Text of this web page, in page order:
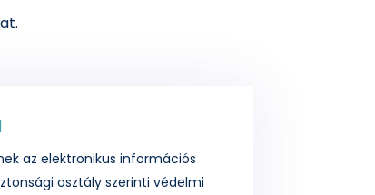
az elektronikus információs
osztály szerinti védelmi